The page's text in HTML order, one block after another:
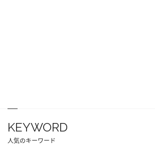
KEYWORD
人気のキーワード